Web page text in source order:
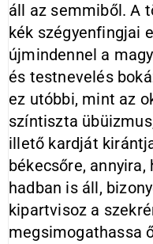
áll az semmiből. A
kék szégyenfingjai
újmindennel a
és testnevelés
ez utóbbi, mint az
színtiszta
illető kardját
békecsőre,
hadban is áll,
kipartvisoz a
megsimogathassa